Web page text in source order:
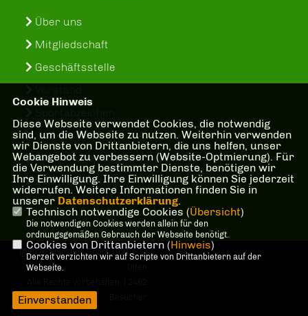
Über uns
Mitgliedschaft
Geschäftsstelle
Vorstand
Sportabzeichen
SuS-In-Treff
Kinder- und Jugenschutzkonzept
Bankverbindung
@2026 Spiel und Sport 1927 e. V.
Cookie Hinweis
Diese Webseite verwendet Cookies, die notwendig
sind, um die Webseite zu nutzen. Weiterhin verwenden
wir Dienste von Drittanbietern, die uns helfen, unser
Webangebot zu verbessern (Website-Optmierung). Für
die Verwendung bestimmter Dienste, benötigen wir
Ihre Einwilligung. Ihre Einwilligung können Sie jederzeit
widerrufen. Weitere Informationen finden Sie in
unserer Datenschutzerklärung.
Technisch notwendige Cookies (Übersicht)
Die notwendigen Cookies werden allein für den
ordnungsgemäßen Gebrauch der Webseite benötigt.
Cookies von Drittanbietern (Hinweis)
Derzeit verzichten wir auf Scripte von Drittanbietern auf der
Webseite.
Einverstanden